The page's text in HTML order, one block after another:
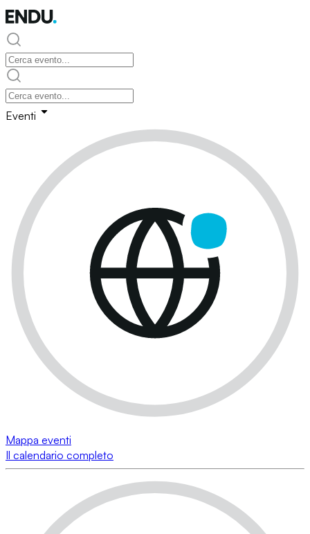
Eventi
Mappa eventi
Il calendario completo